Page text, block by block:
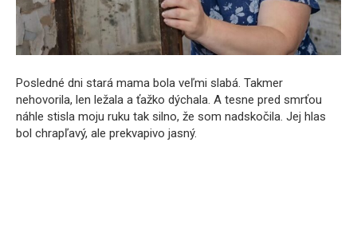
Posledné dni stará mama bola veľmi slabá. Takmer
nehovorila, len ležala a ťažko dýchala. A tesne pred smrťou
náhle stisla moju ruku tak silno, že som nadskočila. Jej hlas
bol chrapľavý, ale prekvapivo jasný.